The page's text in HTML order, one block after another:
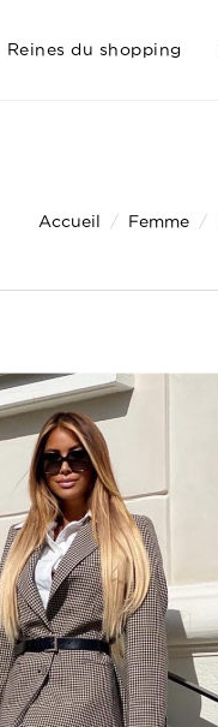
Reines du shopping
Accueil Femme